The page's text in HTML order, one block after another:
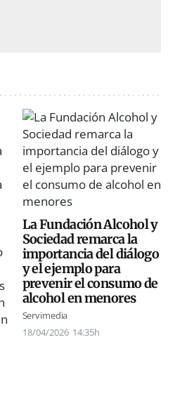
La Fundación Alcohol y
Sociedad remarca la
importancia del diálogo
y el ejemplo para
prevenir el consumo de
alcohol en menores
Servimedia
18/04/2026 14:35h